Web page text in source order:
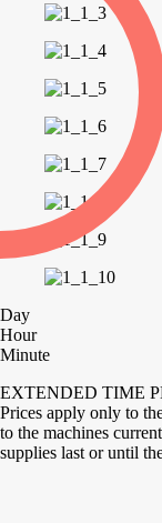
Day
Hour
Minute
EXTENDED TIME
Prices apply only to
to the machines
supplies last or until